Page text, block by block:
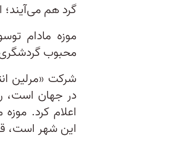
گرد هم
موزه مادام
محبوب
شرکت «مرلین
در جهان است،
اعلام کرد.
این شهر است،